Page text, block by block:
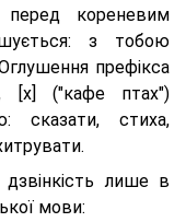
перед кореневим
з тобою
префікса
("кафе птах")
сказати, стиха,
лише в
мови: